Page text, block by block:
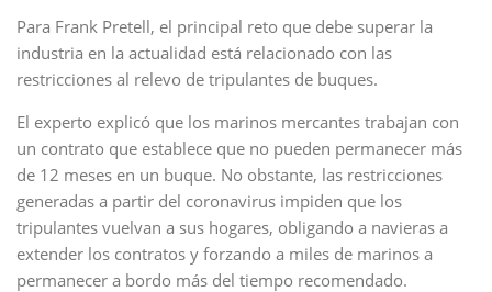
Para Frank Pretell, el principal reto que debe superar la
industria en la actualidad está relacionado con las
restricciones al relevo de tripulantes de buques.
El experto explicó que los marinos mercantes trabajan con
un contrato que establece que no pueden permanecer más
de 12 meses en un buque. No obstante, las restricciones
generadas a partir del coronavirus impiden que los
tripulantes vuelvan a sus hogares, obligando a navieras a
extender los contratos y forzando a miles de marinos a
permanecer a bordo más del tiempo recomendado.